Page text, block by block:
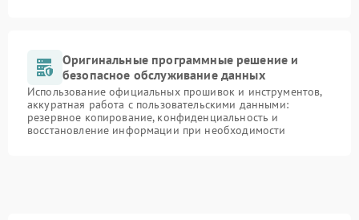
Оригинальные программные решение и
безопасное обслуживание данных
Использование официальных прошивок и инструментов,
аккуратная работа с пользовательскими данными:
резервное копирование, конфиденциальность и
восстановление информации при необходимости